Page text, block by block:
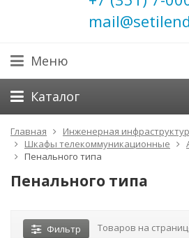
Меню
Каталог
Главная
Инженерная
Шкафы телекоммуникационные
Пенального типа
Пенального типа
Фильтр Товаров на